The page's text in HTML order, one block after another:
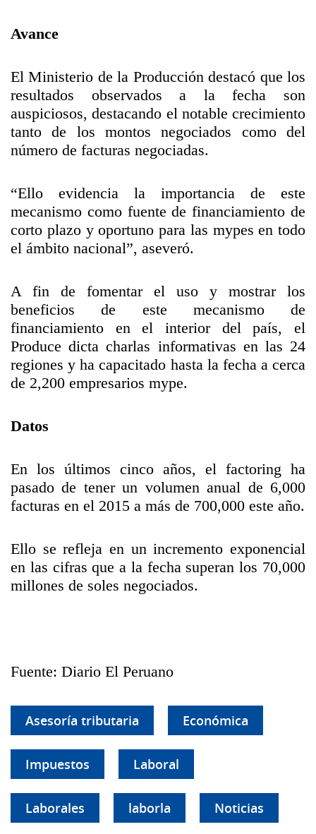
Avance
El Ministerio de la Producción destacó que los
resultados observados a la fecha son
auspiciosos, destacando el notable crecimiento
tanto de los montos negociados como del
número de facturas negociadas.
“Ello evidencia la importancia de este
mecanismo como fuente de financiamiento de
corto plazo y oportuno para las mypes en todo
el ámbito nacional”, aseveró.
A fin de fomentar el uso y mostrar los
beneficios de este mecanismo de
financiamiento en el interior del país, el
Produce dicta charlas informativas en las 24
regiones y ha capacitado hasta la fecha a cerca
de 2,200 empresarios mype.
Datos
En los últimos cinco años, el factoring ha
pasado de tener un volumen anual de 6,000
facturas en el 2015 a más de 700,000 este año.
Ello se refleja en un incremento exponencial
en las cifras que a la fecha superan los 70,000
millones de soles negociados.
Fuente: Diario El Peruano
Asesoría tributaria Económica
Impuestos Laboral
Laborales laborla Noticias